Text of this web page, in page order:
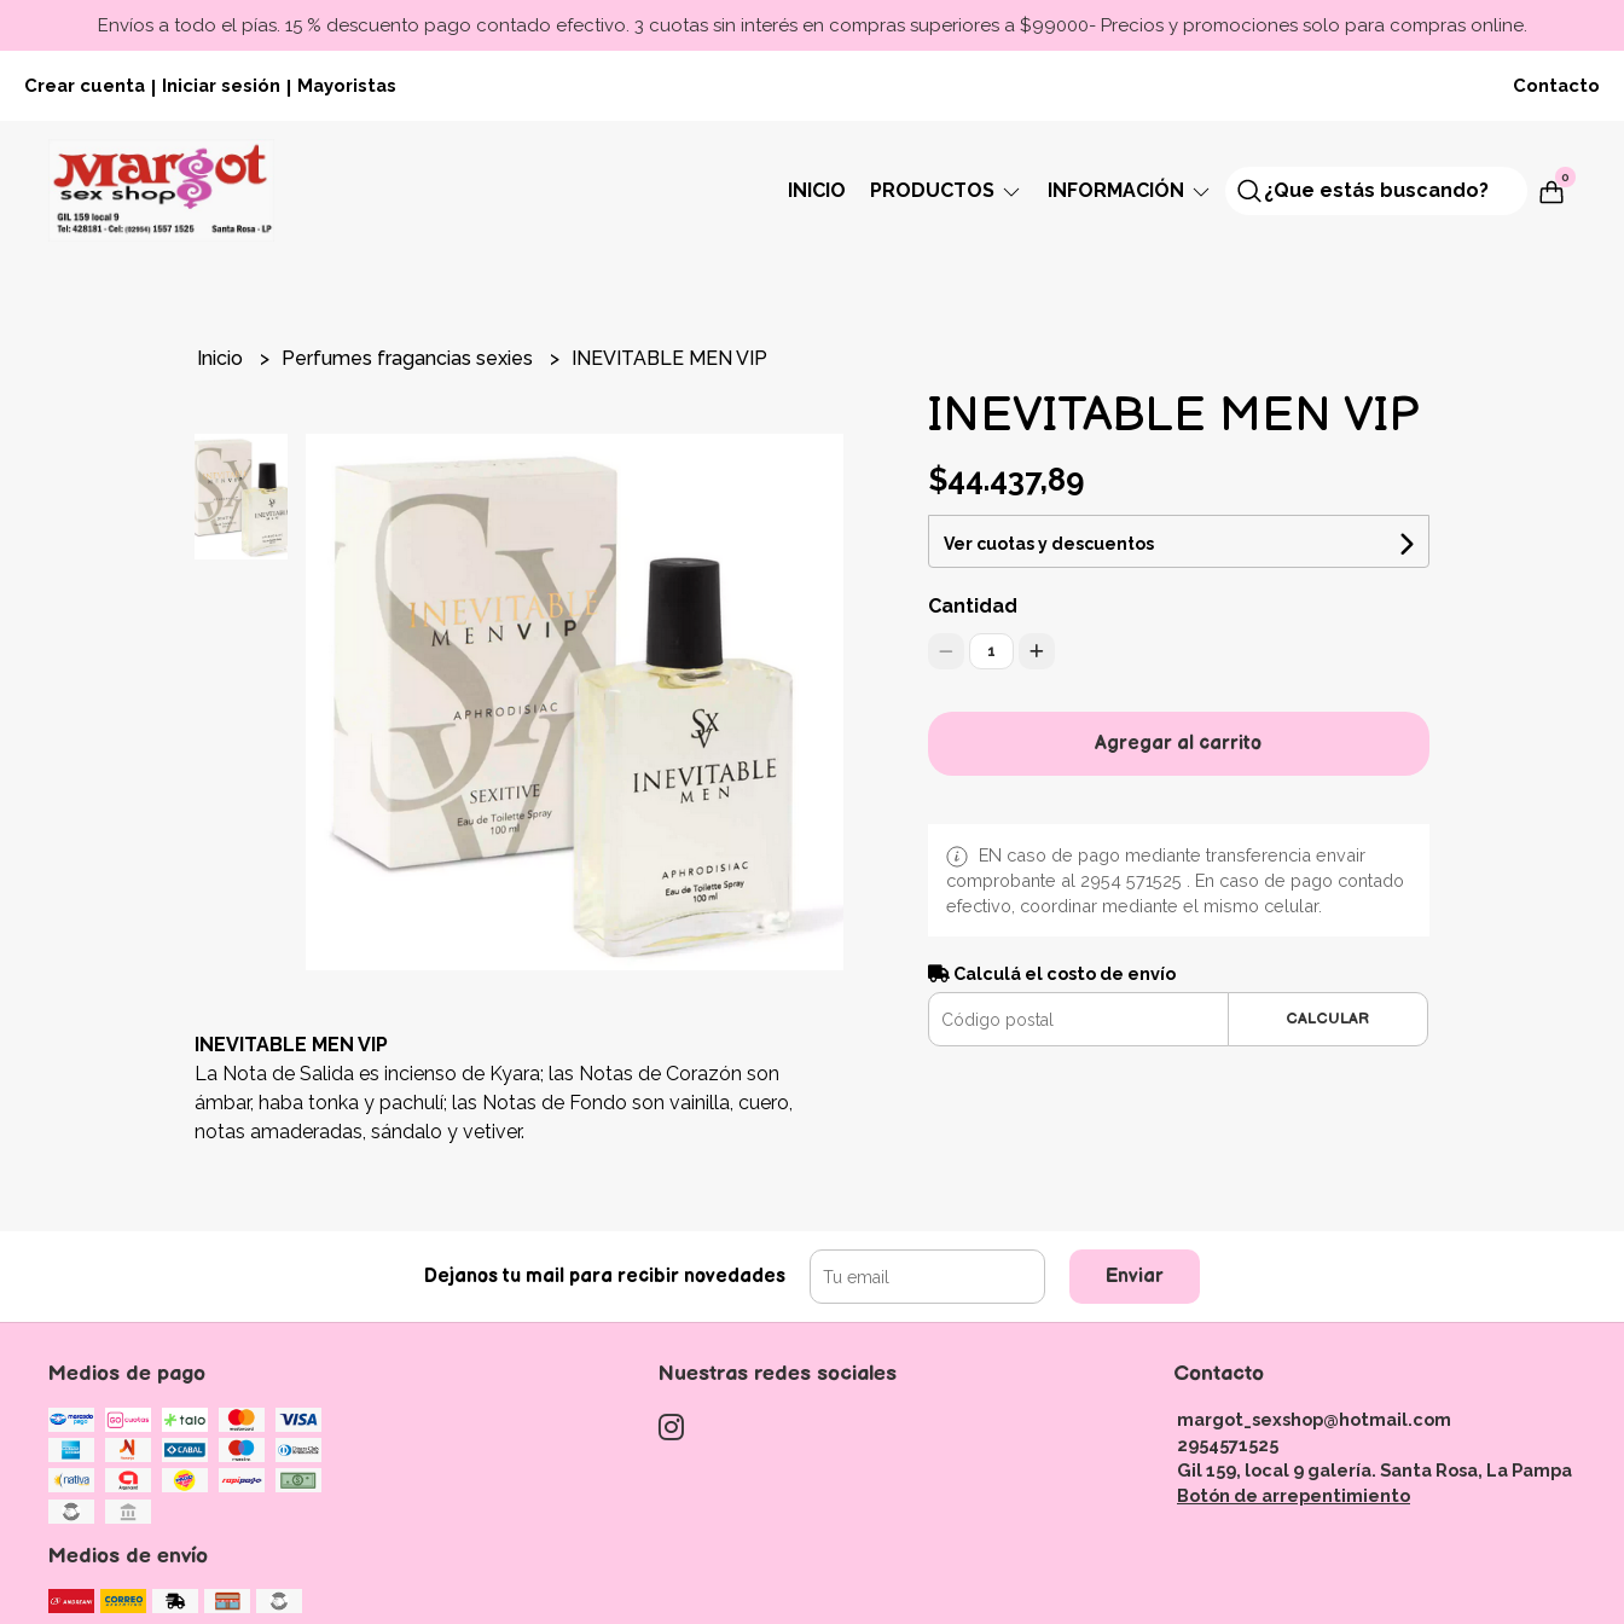
Envíos a todo el pías. 15 % descuento pago contado efectivo. 3 cuotas sin interés en compras superiores a $99000- Precios y promociones solo para compras online.
Crear cuenta Iniciar sesión Mayoristas Contacto
INICIO PRODUCTOS INFORMACIÓN
0
Inicio Perfumes fragancias sexies INEVITABLE MEN VIP
INEVITABLE MEN VIP
La Nota de Salida es incienso de Kyara; las Notas de Corazón son
ámbar, haba tonka y pachulí; las Notas de Fondo son vainilla, cuero,
notas amaderadas, sándalo y vetiver.
INEVITABLE MEN VIP
$44.437,89
Ver cuotas y descuentos
Cantidad
1
Agregar al carrito
EN caso de pago mediante transferencia envair
comprobante al 2954 571525 . En caso de pago contado
efectivo, coordinar mediante el mismo celular.
Calculá el costo de envío
CALCULAR
Dejanos tu mail para recibir novedades Enviar
Medios de pago
Medios de envío
Nuestras redes sociales Contacto
margot_sexshop@hotmail.com
2954571525
Gil 159, local 9 galería. Santa Rosa, La Pampa
Botón de arrepentimiento